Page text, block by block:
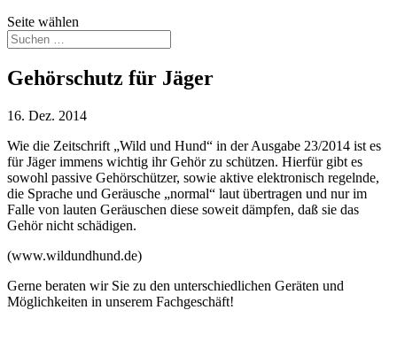
Seite wählen
Gehörschutz für Jäger
16. Dez. 2014
Wie die Zeitschrift „Wild und Hund“ in der Ausgabe 23/2014 ist es
für Jäger immens wichtig ihr Gehör zu schützen. Hierfür gibt es
sowohl passive Gehörschützer, sowie aktive elektronisch regelnde,
die Sprache und Geräusche „normal“ laut übertragen und nur im
Falle von lauten Geräuschen diese soweit dämpfen, daß sie das
Gehör nicht schädigen.
(www.wildundhund.de)
Gerne beraten wir Sie zu den unterschiedlichen Geräten und
Möglichkeiten in unserem Fachgeschäft!